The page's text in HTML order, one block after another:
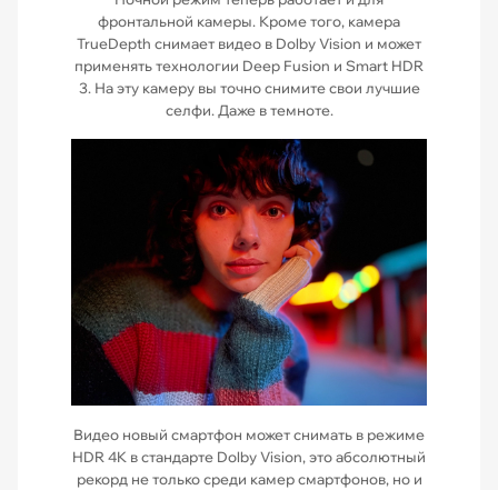
фронтальной камеры. Кроме того, камера
TrueDepth снимает видео в Dolby Vision и может
применять технологии Deep Fusion и Smart HDR
3. На эту камеру вы точно снимите свои лучшие
селфи. Даже в темноте.
Видео новый смартфон может снимать в режиме
HDR 4K в стандарте Dolby Vision, это абсолютный
рекорд не только среди камер смартфонов, но и